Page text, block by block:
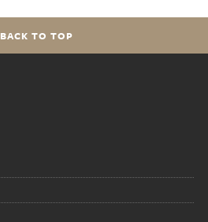
BACK TO TOP